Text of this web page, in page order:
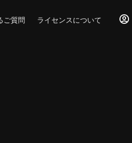
ご質問 ライセンスについて